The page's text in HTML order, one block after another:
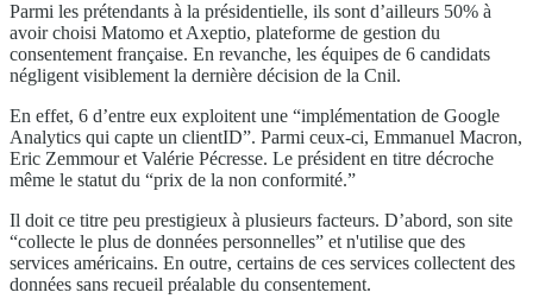
Parmi les prétendants à la présidentielle, ils sont d’ailleurs 50% à
avoir choisi Matomo et Axeptio, plateforme de gestion du
consentement française. En revanche, les équipes de 6 candidats
négligent visiblement la dernière décision de la Cnil.
En effet, 6 d’entre eux exploitent une “implémentation de Google
Analytics qui capte un clientID”. Parmi ceux-ci, Emmanuel Macron,
Eric Zemmour et Valérie Pécresse. Le président en titre décroche
même le statut du “prix de la non conformité.”
Il doit ce titre peu prestigieux à plusieurs facteurs. D’abord, son site
“collecte le plus de données personnelles” et n'utilise que des
services américains. En outre, certains de ces services collectent des
données sans recueil préalable du consentement.